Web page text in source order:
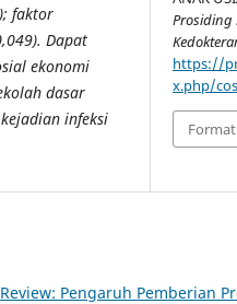
faktor
Dapat
ekonomi
dasar
infeksi
Prosiding
https://
x.php/
Pengaruh Pemberian